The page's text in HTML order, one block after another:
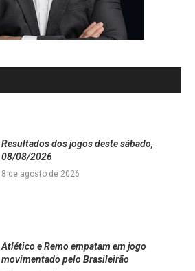
Resultados dos jogos deste sábado,
08/08/2026
8 de agosto de 2026
Atlético e Remo empatam em jogo
movimentado pelo Brasileirão